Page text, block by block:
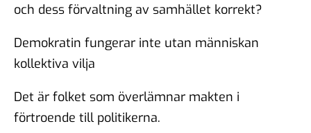
och dess förvaltning av samhället korrekt?
Demokratin fungerar inte utan människan
kollektiva vilja
Det är folket som överlämnar makten i
förtroende till politikerna.